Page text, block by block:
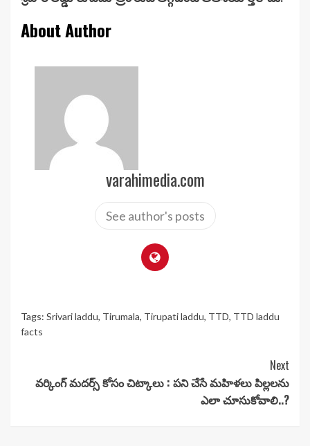
About Author
varahimedia.com
See author's posts
Tags: Srivari laddu, Tirumala, Tirupati laddu, TTD, TTD laddu
facts
Reading
Next
వర్కింగ్ మదర్స్ కోసం చిట్కాలు : పని చేసే మహిళలు పిల్లలను
ఎలా చూసుకోవాలి..?